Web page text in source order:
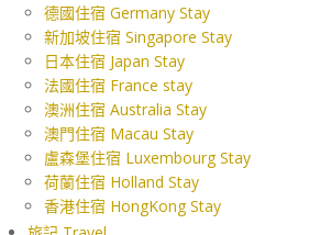
德國住宿 Germany Stay
新加坡住宿 Singapore Stay
日本住宿 Japan Stay
法國住宿 France stay
澳洲住宿 Australia Stay
澳門住宿 Macau Stay
盧森堡住宿 Luxembourg Stay
荷蘭住宿 Holland Stay
香港住宿 HongKong Stay